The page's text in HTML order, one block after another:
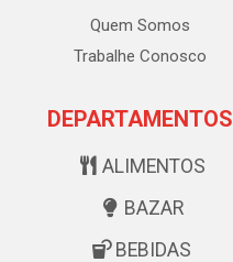
Quem Somos
Trabalhe Conosco
DEPARTAMENTOS
ALIMENTOS
BAZAR
BEBIDAS